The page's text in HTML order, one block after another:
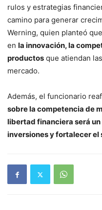
rulos y estrategias
camino para generar
Werning, quien planteó
en la innovación, la
productos que atiendan
mercado.
Además, el funcionario
sobre la competencia de
libertad financiera será
inversiones y fortalecer el